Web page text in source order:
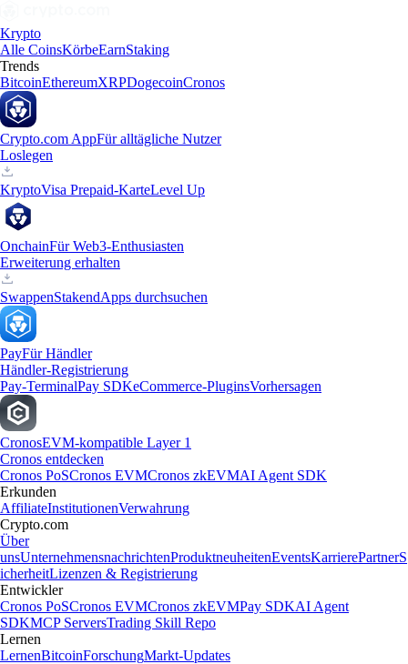
Krypto
Alle CoinsKörbeEarnStaking
Trends
BitcoinEthereumXRPDogecoinCronos
Crypto.com AppFür alltägliche Nutzer
Loslegen
KryptoVisa Prepaid-KarteLevel Up
OnchainFür Web3-Enthusiasten
Erweiterung erhalten
SwappenStakendApps durchsuchen
PayFür Händler
Händler-Registrierung
Pay-TerminalPay SDKeCommerce-PluginsVorhersagen
CronosEVM-kompatible Layer 1
Cronos entdecken
Cronos PoSCronos EVMCronos zkEVMAI Agent SDK
Erkunden
AffiliateInstitutionenVerwahrung
Crypto.com
Über
unsUnternehmensnachrichtenProduktneuheitenEventsKarrierePartnerS
icherheitLizenzen & Registrierung
Entwickler
Cronos PoSCronos EVMCronos zkEVMPay SDKAI Agent
SDKMCP ServersTrading Skill Repo
Lernen
LernenBitcoinForschungMarkt-Updates